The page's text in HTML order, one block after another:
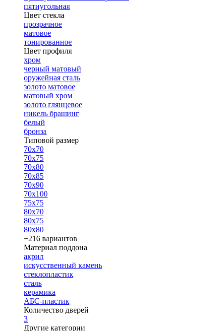
пятиугольная
Цвет стекла
прозрачное
матовое
тонированное
Цвет профиля
хром
черный матовый
оружейная сталь
золото матовое
матовый хром
золото глянцевое
никель брашинг
белый
бронза
Типовой размер
70х70
70х75
70х80
70х85
70х90
70х100
75х75
80х70
80х75
80х80
+216 вариантов
Материал поддона
акрил
искусственный камень
стеклопластик
сталь
керамика
АБС-пластик
Количество дверей
3
Другие категории